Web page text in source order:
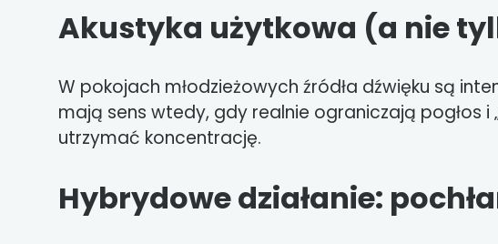
Akustyka użytkowa (a nie
W pokojach młodzieżowych źródła dźwięku są
mają sens wtedy, gdy realnie ograniczają pogłos i
utrzymać koncentrację.
Hybrydowe działanie: